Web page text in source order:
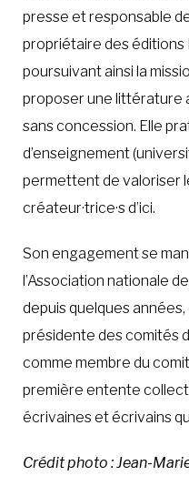
presse et responsable
propriétaire des éditions
poursuivant ainsi la
proposer une littérature
sans concession. Elle
d’enseignement
permettent de valoriser
créateur·trice·s d’ici.
Son engagement se
l’Association nationale
depuis quelques
présidente des comités
comme membre du
première entente
écrivaines et écrivains
Crédit photo : Jean-